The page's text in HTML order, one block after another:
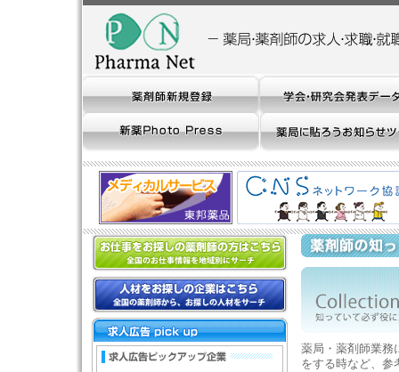
薬局・薬剤師業務
をする時など、参